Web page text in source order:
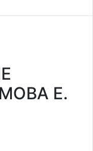
Е.